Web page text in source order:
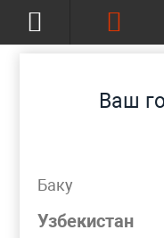
Ваш
Баку
Узбекистан